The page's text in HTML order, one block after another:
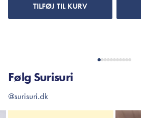
TILFØJ TIL KURV
Følg Surisuri
@surisuri.dk